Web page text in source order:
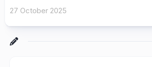
27 October 2025